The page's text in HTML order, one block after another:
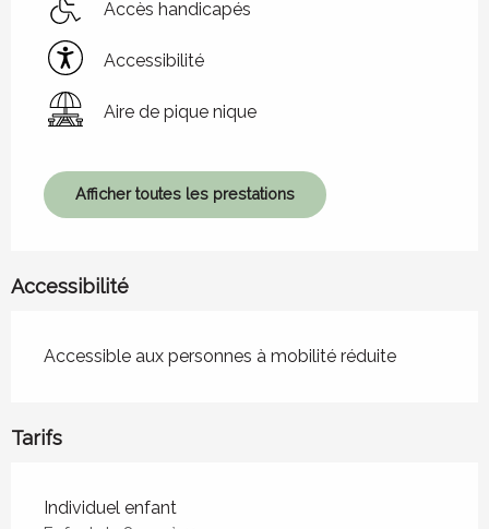
Accès handicapés
Accessibilité
Aire de pique nique
Afficher toutes les prestations
Accessibilité
Accessible aux personnes à mobilité réduite
Tarifs
Tarifs 2026
Individuel enfant